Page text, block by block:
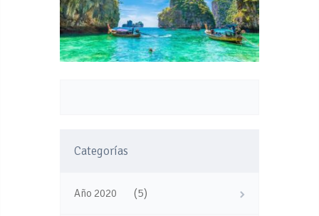
Categorías
Año 2020 (5)